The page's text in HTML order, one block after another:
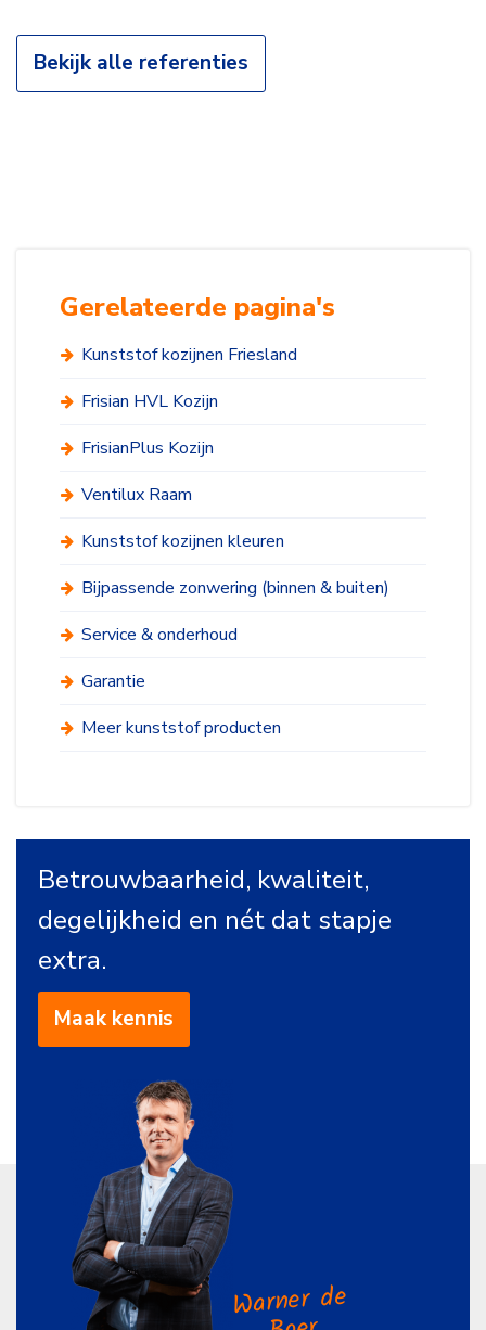
Bekijk alle referenties
Gerelateerde pagina's
Kunststof kozijnen Friesland
Frisian HVL Kozijn
FrisianPlus Kozijn
Ventilux Raam
Kunststof kozijnen kleuren
Bijpassende zonwering (binnen & buiten)
Service & onderhoud
Garantie
Meer kunststof producten
Betrouwbaarheid, kwaliteit,
degelijkheid en nét dat stapje
extra.
Maak kennis
Warner de